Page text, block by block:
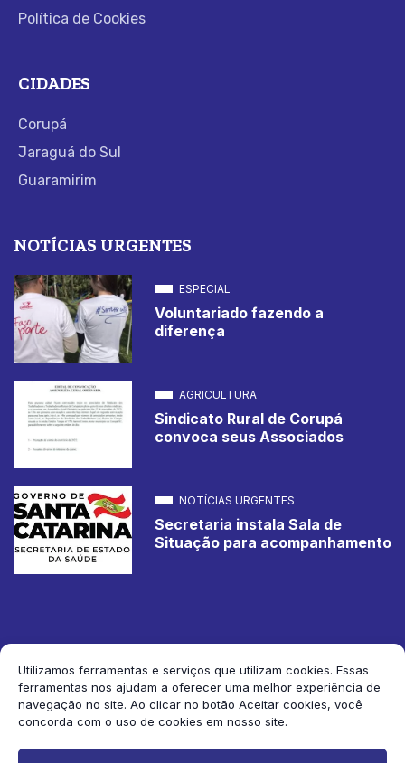
Utilizamos ferramentas e serviços que utilizam cookies. Essas
ferramentas nos ajudam a oferecer uma melhor experiência de
navegação no site. Ao clicar no botão Aceitar cookies, você
concorda com o uso de cookies em nosso site.
Política de Cookies
CIDADES
Corupá
Jaraguá do Sul
Guaramirim
NOTÍCIAS URGENTES
ESPECIAL
Voluntariado fazendo a
diferença
AGRICULTURA
Sindicato Rural de Corupá
convoca seus Associados
NOTÍCIAS URGENTES
Secretaria instala Sala de
Situação para acompanhamento
2026 Jornal de Corupá. Todos os direitos reservados.